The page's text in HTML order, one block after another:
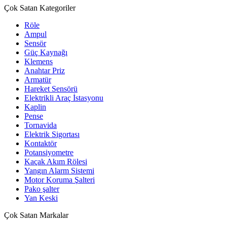
Çok Satan Kategoriler
Röle
Ampul
Sensör
Güç Kaynağı
Klemens
Anahtar Priz
Armatür
Hareket Sensörü
Elektrikli Araç İstasyonu
Kaplin
Pense
Tornavida
Elektrik Sigortası
Kontaktör
Potansiyometre
Kaçak Akım Rölesi
Yangın Alarm Sistemi
Motor Koruma Şalteri
Pako şalter
Yan Keski
Çok Satan Markalar